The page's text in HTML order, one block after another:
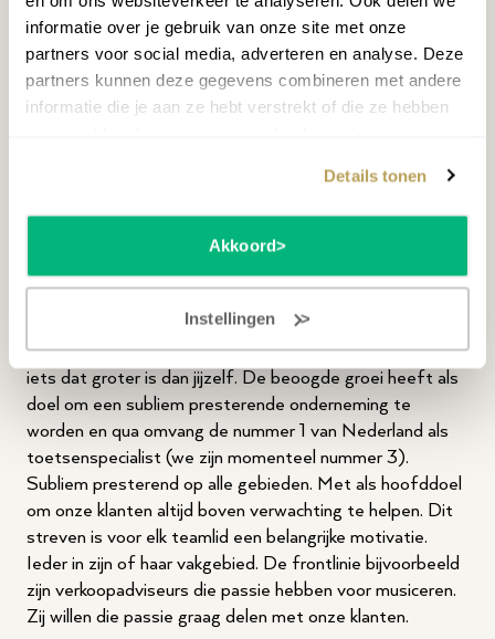
informatie over je gebruik van onze site met onze
partners voor social media, adverteren en analyse. Deze
partners kunnen deze gegevens combineren met andere
informatie die je aan ze hebt verstrekt of die ze hebben
Details tonen
Akkoord
Instellingen
zelfreflectie is daarbij essentieel.
..dat hard werkt..
Om consistent te kunnen groeien is er ook discipline
nodig. Zo is het bij ons verplicht om tijdens het wekelijkse
verbeterd hebt die week. Dat kan een klant zijn die je
procesverbetering zijn, een kernwaarde die je actief hebt
uitgedragen, een persoonlijke eyeopener, of iets dat
heeft bijgedragen aan het werkplezier van het team.
..om onze missie te kunnen bereiken.
Bij Oostendorp werk je in een muzikale omgeving aan
iets dat groter is dan jijzelf. De beoogde groei heeft als
doel om een subliem presterende onderneming te
worden en qua omvang de nummer 1 van Nederland als
toetsenspecialist (we zijn momenteel nummer 3).
Subliem presterend op alle gebieden. Met als hoofddoel
om onze klanten altijd boven verwachting te helpen. Dit
streven is voor elk teamlid een belangrijke motivatie.
Ieder in zijn of haar vakgebied. De frontlinie bijvoorbeeld
zijn verkoopadviseurs die passie hebben voor musiceren.
Zij willen die passie graag delen met onze klanten.